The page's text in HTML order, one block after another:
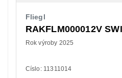
Fliegl
RAKFLM000012V
Rok výroby 2025
Císlo: 11311014